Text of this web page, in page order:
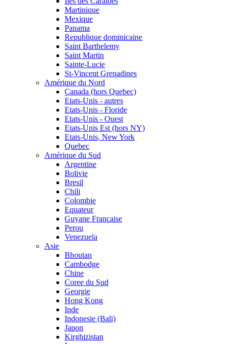
Martinique
Mexique
Panama
Republique dominicaine
Saint Barthelemy
Saint Martin
Sainte-Lucie
St-Vincent Grenadines
Amérique du Nord
Canada (hors Quebec)
Etats-Unis - autres
Etats-Unis - Floride
Etats-Unis - Ouest
Etats-Unis Est (hors NY)
Etats-Unis, New York
Quebec
Amérique du Sud
Argentine
Bolivie
Bresil
Chili
Colombie
Equateur
Guyane Francaise
Perou
Venezuela
Asie
Bhoutan
Cambodge
Chine
Coree du Sud
Georgie
Hong Kong
Inde
Indonesie (Bali)
Japon
Kirghizistan